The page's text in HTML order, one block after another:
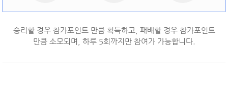
승리할 경우 참가포인트 만큼 획득하고, 패배할 경우 참가포인트
만큼 소모되며, 하루 5회까지만 참여가 가능합니다.